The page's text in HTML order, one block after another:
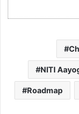
NITI
Roadmap